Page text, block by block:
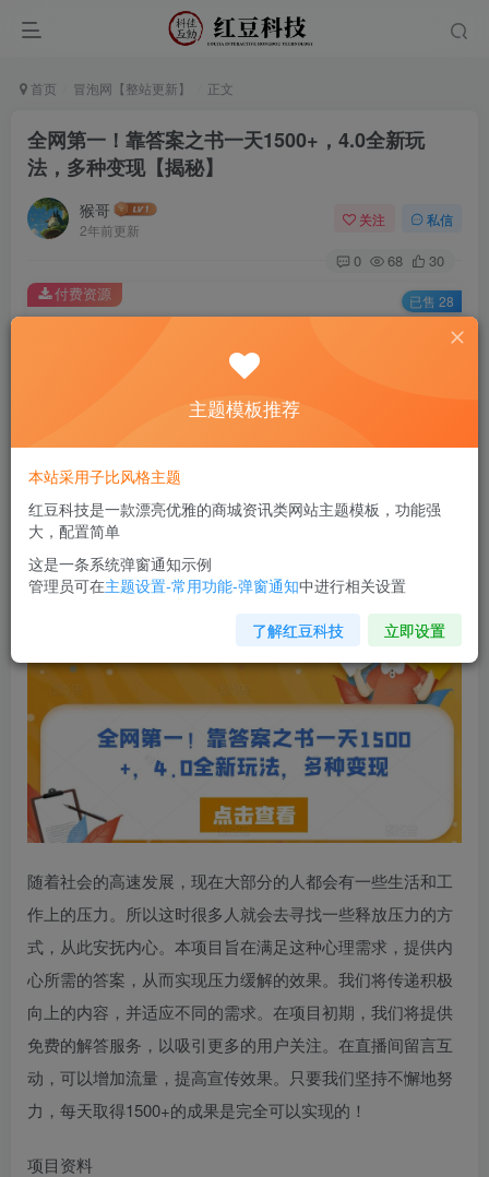
首页 冒泡网【整站更新】 正文
全网第一！靠答案之书一天1500+，4.0全新玩
法，多种变现【揭秘】
猴哥
2年前更新
关注 私信
0 68 30
此内容为付费资源，请付费后查看
￥9.9
您当前未登录！建议登陆后购买，可保存购买订单
付费资源 已售 28
全网第一！靠答案之书一天1500+，4.0全新玩法，多种变现
随着社会的高速发展，现在大部分的人都会有一些生活和工
作上的压力。所以这时很多人就会去寻找一些释放压力的方
式，从此安抚内心。本项目旨在满足这种心理需求，提供内
心所需的答案，从而实现压力缓解的效果。我们将传递积极
向上的内容，并适应不同的需求。在项目初期，我们将提供
免费的解答服务，以吸引更多的用户关注。在直播间留言互
动，可以增加流量，提高宣传效果。只要我们坚持不懈地努
力，每天取得1500+的成果是完全可以实现的！
项目资料
主题模板推荐
本站采用子比风格主题
红豆科技是一款漂亮优雅的商城资讯类网站主题模板，功能强
大，配置简单
这是一条系统弹窗通知示例
管理员可在主题设置-常用功能-弹窗通知中进行相关设置
了解红豆科技 立即设置